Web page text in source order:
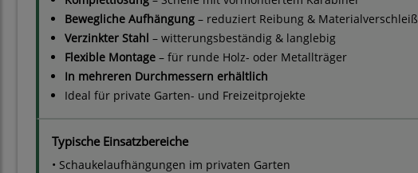
Bewegliche Aufhängung – reduziert Reibung & Materialverschleiß
Verzinkter Stahl – witterungsbeständig & langlebig
Flexible Montage – für runde Holz- oder Metallträger
In mehreren Durchmessern erhältlich
Ideal für private Garten- und Freizeitprojekte
Typische Einsatzbereiche
• Schaukelaufhängungen im privaten Garten